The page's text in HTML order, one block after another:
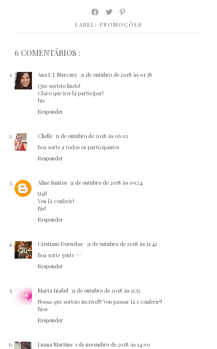
LABEL: PROMOÇÕES
6 COMENTÁRIOS :
Ana I. J. Mercury 31 de outubro de 2018 às 01:38
Que sorteio lindo!
Claro que irei lá participar!
bjs
Responder
Chelle 31 de outubro de 2018 às 06:02
Boa sorte a todos os participantes
Responder
Aline Santos 31 de outubro de 2018 às 09:24
Ual!
Vou lá conferir!
Bjs!
Responder
Cristiane Dornelas 31 de outubro de 2018 às 11:42
Boa sorte gente ^^
Responder
Marta Izabel 31 de outubro de 2018 às 11:52
Nossa que sorteio incrível!! Vou passar lá e conferir!!
Bjos
Responder
Luana Martins 1 de novembro de 2018 às 14:09